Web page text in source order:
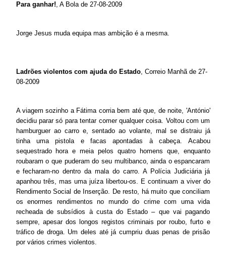
Para ganhar!, A Bola de 27-08-2009
Jorge Jesus muda equipa mas ambição é a mesma.
Ladrões violentos com ajuda do Estado, Correio Manhã de 27-
08-2009
A viagem sozinho a Fátima corria bem até que, de noite, 'António'
decidiu parar só para tentar comer qualquer coisa. Voltou com um
hamburguer ao carro e, sentado ao volante, mal se distraiu já
tinha uma pistola e facas apontadas à cabeça. Acabou
sequestrado hora e meia pelos quatro homens que, enquanto
roubaram o que puderam do seu multibanco, ainda o espancaram
e fecharam-no dentro da mala do carro. A Polícia Judiciária já
apanhou três, mas uma juíza libertou-os. E continuam a viver do
Rendimento Social de Inserção. De resto, há muito que conciliam
os enormes rendimentos no mundo do crime com uma vida
recheada de subsídios à custa do Estado – que vai pagando
sempre, apesar dos longos registos criminais por roubo, furto e
tráfico de droga. Um deles até já cumpriu duas penas de prisão
por vários crimes violentos.